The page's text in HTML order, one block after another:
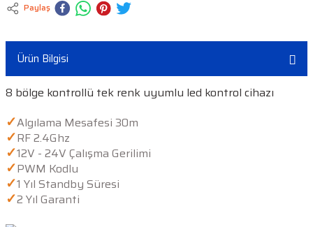
Paylaş
Ürün Bilgisi
8 bölge kontrollü tek renk uyumlu led kontrol cihazı
✓Algılama Mesafesi 30m
✓RF 2.4Ghz
✓12V - 24V Çalışma Gerilimi
✓PWM Kodlu
✓1 Yıl Standby Süresi
✓2 Yıl Garanti